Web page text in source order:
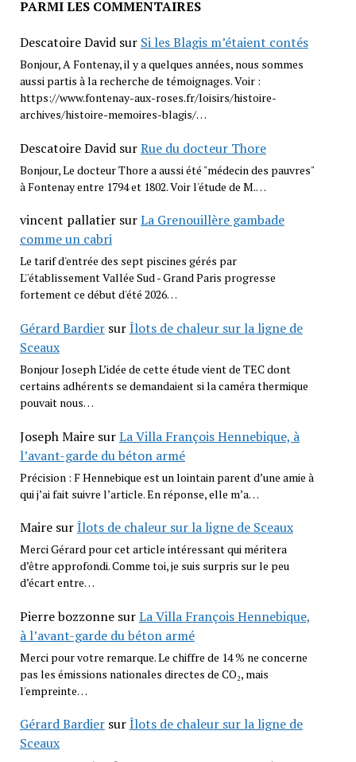
PARMI LES COMMENTAIRES
Descatoire Davidsur Si les Blagis m’étaient contés
Bonjour, A Fontenay, il y a quelques années, nous sommes
aussi partis à la recherche de témoignages. Voir :
https://www.fontenay-aux-roses.fr/loisirs/histoire-
archives/histoire-memoires-blagis/…
Descatoire DavidsurRue du docteur Thore
Bonjour, Le docteur Thore a aussi été "médecin des pauvres"
à Fontenay entre 1794 et 1802. Voir l'étude de M.…
vincent pallatiersurLa Grenouillère gambade
comme un cabri
Le tarif d'entrée des sept piscines gérés par
L''établissement Vallée Sud - Grand Paris progresse
fortement ce début d'été 2026…
Gérard BardiersurÎlots de chaleur sur la ligne de
Sceaux
Bonjour Joseph L’idée de cette étude vient de TEC dont
certains adhérents se demandaient si la caméra thermique
pouvait nous…
Joseph MairesurLa Villa François Hennebique, à
l’avant-garde du béton armé
Précision : F Hennebique est un lointain parent d’une amie à
qui j’ai fait suivre l’article. En réponse, elle m’a…
MairesurÎlots de chaleur sur la ligne de Sceaux
Merci Gérard pour cet article intéressant qui méritera
d’être approfondi. Comme toi, je suis surpris sur le peu
d’écart entre…
Pierre bozzonnesurLa Villa François Hennebique,
à l’avant-garde du béton armé
Merci pour votre remarque. Le chiffre de 14 % ne concerne
pas les émissions nationales directes de CO₂, mais
l'empreinte…
Gérard BardiersurÎlots de chaleur sur la ligne de
Sceaux